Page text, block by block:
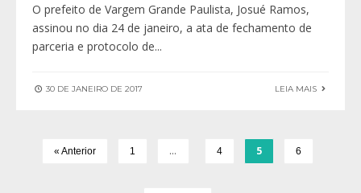
O prefeito de Vargem Grande Paulista, Josué Ramos,
assinou no dia 24 de janeiro, a ata de fechamento de
parceria e protocolo de...
30 DE JANEIRO DE 2017 LEIA MAIS
« Anterior 1 … 4 5 6